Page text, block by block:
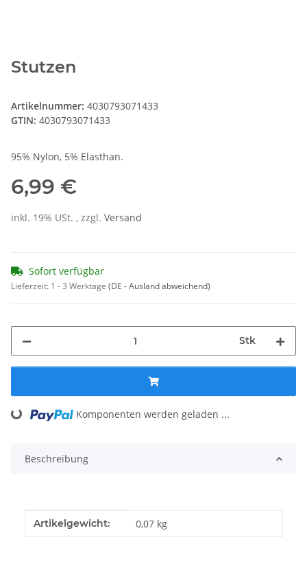
Stutzen
Artikelnummer: 4030793071433
GTIN: 4030793071433
95% Nylon, 5% Elasthan.
6,99 €
inkl. 19% USt. , zzgl. Versand
Sofort verfügbar
Lieferzeit: 1 - 3 Werktage (DE - Ausland abweichend)
Stk
Loading... Komponenten werden geladen ...
Beschreibung
Produkteigenschaft
Wert
Artikelgewicht: 0,07 kg